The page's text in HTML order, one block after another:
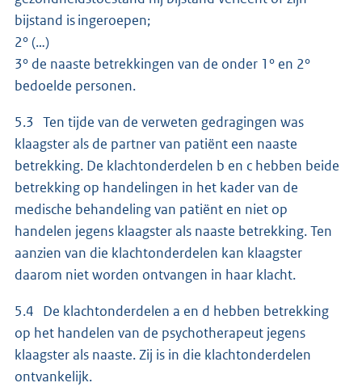
bijstand is ingeroepen;
2° (…)
3° de naaste betrekkingen van de onder 1° en 2°
bedoelde personen.
5.3 Ten tijde van de verweten gedragingen was
klaagster als de partner van patiënt een naaste
betrekking. De klachtonderdelen b en c hebben beide
betrekking op handelingen in het kader van de
medische behandeling van patiënt en niet op
handelen jegens klaagster als naaste betrekking. Ten
aanzien van die klachtonderdelen kan klaagster
daarom niet worden ontvangen in haar klacht.
5.4 De klachtonderdelen a en d hebben betrekking
op het handelen van de psychotherapeut jegens
klaagster als naaste. Zij is in die klachtonderdelen
ontvankelijk.